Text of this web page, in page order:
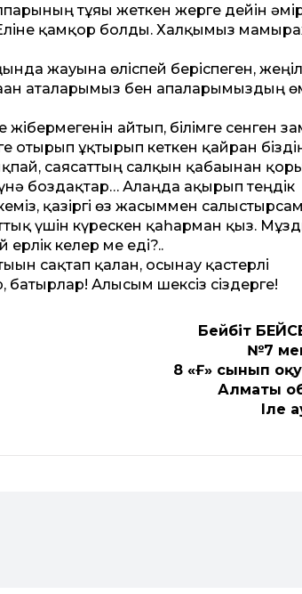
тұяғы жеткен жерге дейін
Еліне қамқор болды. Халқымыз
жауына өліспей беріспеген,
аталарымыз бен апаларымыздың
айтып, білімге сенген
отырып ұқтырып кеткен қайран
саясаттың салқын қабағынан
боздақтар… Алаңда ақырып теңдік
қазіргі өз жасыммен
үшін күрескен қаһарман қыз.
келер ме еді?..
сақтап қалған, осынау қастерлі
батырлар! Алғысым шексіз сіздерге!
Бейбіт
№7
8 «Ғ» сынып
Алматы
Іле